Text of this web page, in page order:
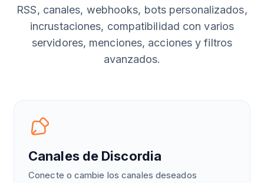
RSS, canales, webhooks, bots personalizados,
incrustaciones, compatibilidad con varios
servidores, menciones, acciones y filtros
avanzados.
Canales de Discordia
Conecte o cambie los canales deseados